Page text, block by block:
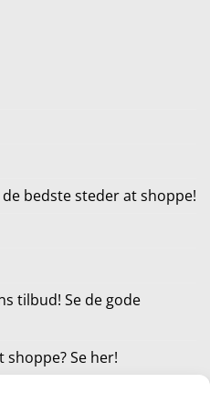
bedste steder at shoppe!
tilbud! Se de gode
Se her!